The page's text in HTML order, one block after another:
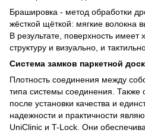
Брашировка - метод обработки
жёсткой щёткой: мягкие волокна
В результате, поверхность
структуру и визуально, и
Система замков паркетной
Плотность соединения между
типа системы соединения. Также
после установки качества и
надежности и практичности
UniClinic и T-Lock. Они